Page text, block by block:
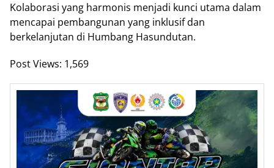
Kolaborasi yang harmonis menjadi kunci utama dalam
mencapai pembangunan yang inklusif dan
berkelanjutan di Humbang Hasundutan.
Post Views: 1,569